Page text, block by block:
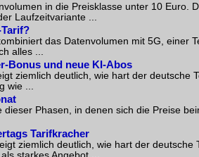
in die Preisklasse unter 10 Euro.
Laufzeitvariante ...
das Datenvolumen mit 5G, einer
alles ...
Bonus und neue KI-Abos
ziemlich deutlich, wie hart der deutsche
wie ...
Phasen, in denen sich die Preise
Tarifkracher
ziemlich deutlich, wie hart der